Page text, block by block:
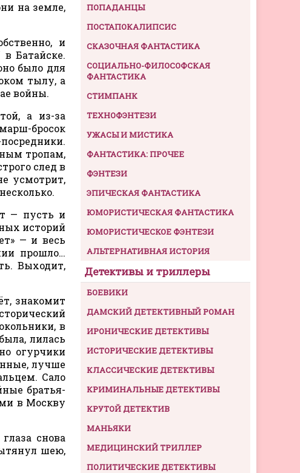
на земле,
и
Батайске.
было для
тылу, а
войны.
а из-за
бросок
тропам,
след в
усмотрит,
— пусть и
историй
— и весь
прошло…
Выходит,
знакомит
в
лилась
огурчики
лучше
Сало
братья-
в Москву
снова
шею,
ПОПАДАНЦЫ
ПОСТАПОКАЛИПСИС
СКАЗОЧНАЯ ФАНТАСТИКА
СОЦИАЛЬНО-ФИЛОСОФСКАЯ
ФАНТАСТИКА
СТИМПАНК
ТЕХНОФЭНТЕЗИ
УЖАСЫ И МИСТИКА
ФАНТАСТИКА: ПРОЧЕЕ
ФЭНТЕЗИ
ЭПИЧЕСКАЯ ФАНТАСТИКА
ЮМОРИСТИЧЕСКАЯ ФАНТАСТИКА
ЮМОРИСТИЧЕСКОЕ ФЭНТЕЗИ
АЛЬТЕРНАТИВНАЯ ИСТОРИЯ
Детективы и триллеры
БОЕВИКИ
ДАМСКИЙ ДЕТЕКТИВНЫЙ РОМАН
ИРОНИЧЕСКИЕ ДЕТЕКТИВЫ
ИСТОРИЧЕСКИЕ ДЕТЕКТИВЫ
КЛАССИЧЕСКИЕ ДЕТЕКТИВЫ
КРИМИНАЛЬНЫЕ ДЕТЕКТИВЫ
КРУТОЙ ДЕТЕКТИВ
МАНЬЯКИ
МЕДИЦИНСКИЙ ТРИЛЛЕР
ПОЛИТИЧЕСКИЕ ДЕТЕКТИВЫ